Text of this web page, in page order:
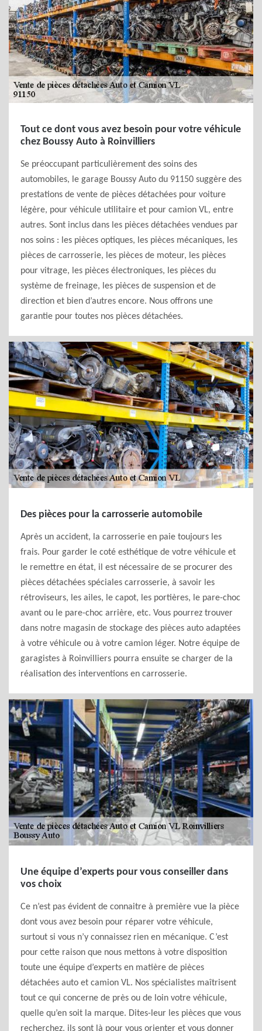
Tout ce dont vous avez besoin pour votre véhicule
chez Boussy Auto à Roinvilliers
Se préoccupant particulièrement des soins des
automobiles, le garage Boussy Auto du 91150 suggère des
prestations de vente de pièces détachées pour voiture
légère, pour véhicule utilitaire et pour camion VL, entre
autres. Sont inclus dans les pièces détachées vendues par
nos soins : les pièces optiques, les pièces mécaniques, les
pièces de carrosserie, les pièces de moteur, les pièces
pour vitrage, les pièces électroniques, les pièces du
système de freinage, les pièces de suspension et de
direction et bien d’autres encore. Nous offrons une
garantie pour toutes nos pièces détachées.
Des pièces pour la carrosserie automobile
Après un accident, la carrosserie en paie toujours les
frais. Pour garder le coté esthétique de votre véhicule et
le remettre en état, il est nécessaire de se procurer des
pièces détachées spéciales carrosserie, à savoir les
rétroviseurs, les ailes, le capot, les portières, le pare-choc
avant ou le pare-choc arrière, etc. Vous pourrez trouver
dans notre magasin de stockage des pièces auto adaptées
à votre véhicule ou à votre camion léger. Notre équipe de
garagistes à Roinvilliers pourra ensuite se charger de la
réalisation des interventions en carrosserie.
Une équipe d’experts pour vous conseiller dans
vos choix
Ce n’est pas évident de connaitre à première vue la pièce
dont vous avez besoin pour réparer votre véhicule,
surtout si vous n’y connaissez rien en mécanique. C’est
pour cette raison que nous mettons à votre disposition
toute une équipe d’experts en matière de pièces
détachées auto et camion VL. Nos spécialistes maîtrisent
tout ce qui concerne de près ou de loin votre véhicule,
quelle qu’en soit la marque. Dites-leur les pièces que vous
recherchez, ils sont là pour vous orienter et vous donner